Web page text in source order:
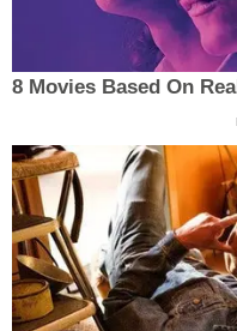
8 Movies Based On